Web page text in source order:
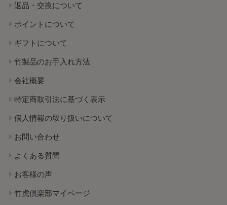
返品・交換について
ポイントについて
ギフトについて
竹製品のお手入れ方法
会社概要
特定商取引法に基づく表示
個人情報の取り扱いについて
お問い合わせ
よくある質問
お客様の声
竹虎倶楽部マイページ